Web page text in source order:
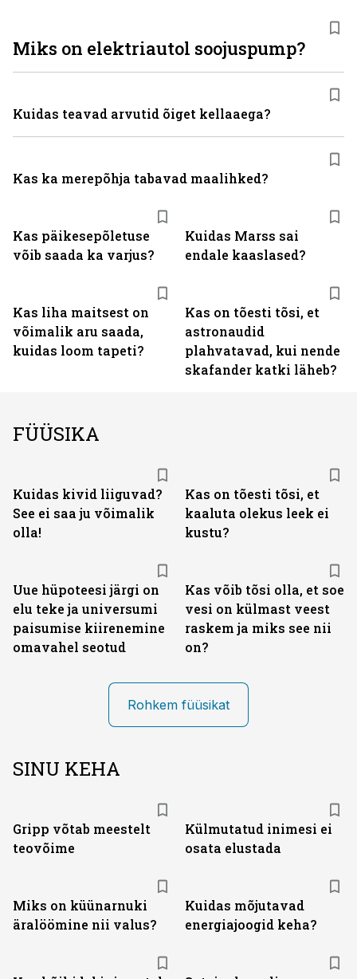
Kas päikesepõletuse
võib saada ka varjus?
Kuidas Marss sai
endale kaaslased?
Kas liha maitsest on
võimalik aru saada,
kuidas loom tapeti?
Kas on tõesti tõsi, et
astronaudid
plahvatavad, kui nende
skafander katki läheb?
Miks on elektriautol soojuspump?
Kuidas teavad arvutid õiget kellaaega?
Kas ka merepõhja tabavad maalihked?
FÜÜSIKA
Kuidas kivid liiguvad?
See ei saa ju võimalik
olla!
Kas on tõesti tõsi, et
kaaluta olekus leek ei
kustu?
Uue hüpoteesi järgi on
elu teke ja universumi
paisumise kiirenemine
omavahel seotud
Kas võib tõsi olla, et soe
vesi on külmast veest
raskem ja miks see nii
on?
Rohkem füüsikat
SINU KEHA
Gripp võtab meestelt
teovõime
Külmutatud inimesi ei
osata elustada
Miks on küünarnuki
äralöömine nii valus?
Kuidas mõjutavad
energiajoogid keha?